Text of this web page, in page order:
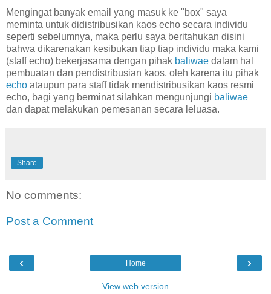
Mengingat banyak email yang masuk ke "box" saya
meminta untuk didistribusikan kaos echo secara individu
seperti sebelumnya, maka perlu saya beritahukan disini
bahwa dikarenakan kesibukan tiap tiap individu maka kami
(staff echo) bekerjasama dengan pihak baliwae dalam hal
pembuatan dan pendistribusian kaos, oleh karena itu pihak
echo ataupun para staff tidak mendistribusikan kaos resmi
echo, bagi yang berminat silahkan mengunjungi baliwae
dan dapat melakukan pemesanan secara leluasa.
Share
No comments:
Post a Comment
‹ ›
Home
View web version